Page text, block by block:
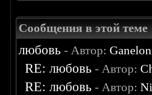
Сообщения в этой теме
любовь - Автор: Ganelon
RE: любовь - Автор:
RE: любовь - Автор: